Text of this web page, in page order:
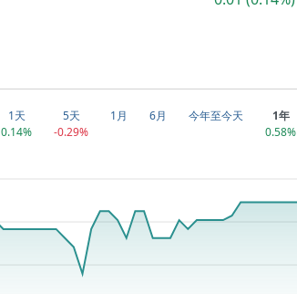
1天
0.14%
5天
-0.29%
1月 6月 今年至今天
1年
0.58%